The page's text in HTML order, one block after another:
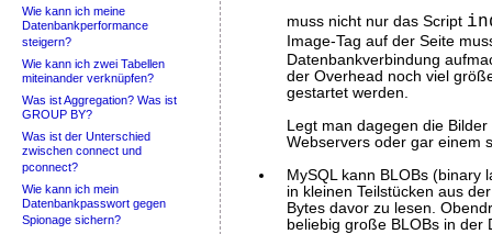
Wie kann ich meine
Datenbankperformance
steigern?
Wie kann ich zwei Tabellen
miteinander verknüpfen?
Was ist Aggregation? Was ist
GROUP BY?
Was ist der Unterschied
zwischen connect und
pconnect?
Wie kann ich mein
Datenbankpasswort gegen
Spionage sichern?
muss nicht nur das Script
Image-Tag auf der Seite
Datenbankverbindung
der Overhead noch viel
gestartet werden.
Legt man dagegen die
Webservers oder gar einem
MySQL kann BLOBs (binary
in kleinen Teilstücken aus
Bytes davor zu lesen.
beliebig große BLOBs in der